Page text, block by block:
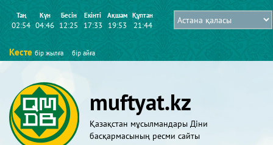
Таң
02:54
Күн
04:46
Бесін
12:25
Екінті
17:33
Ақшам
19:53
Құптан
21:44
Кесте бір жылға бір айға
muftyat.kz
Қазақстан мұсылмандары Діни
басқармасының ресми сайты